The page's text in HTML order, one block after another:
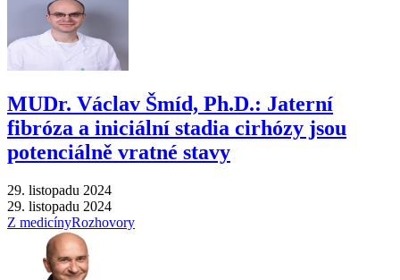
MUDr. Václav Šmíd, Ph.D.: Jaterní
fibróza a iniciální stadia cirhózy jsou
potenciálně vratné stavy
29. listopadu 2024
29. listopadu 2024
Z medicínyRozhovory